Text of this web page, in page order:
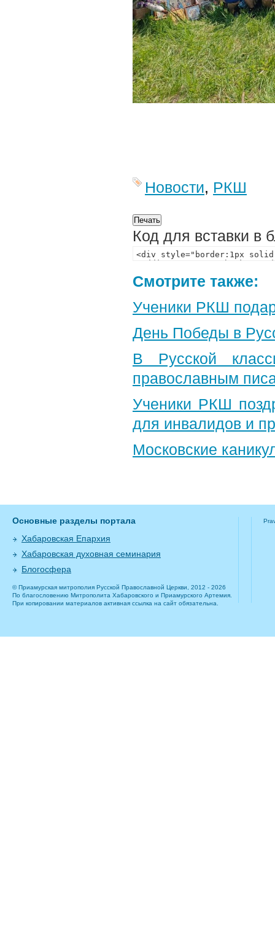
Новости, РКШ
Код для вставки в
Смотрите также:
Ученики РКШ
День Победы в
В Русской
православным
Ученики РКШ
для инвалидов и
Московские
Основные разделы портала
Хабаровская Епархия
Хабаровская духовная семинария
Блогосфера
© Приамурская митрополия Русской Православной Церкви, 2012 - 2026
По благословению Митрополита Хабаровского и Приамурского Артемия.
При копировании материалов активная ссылка на сайт обязательна.